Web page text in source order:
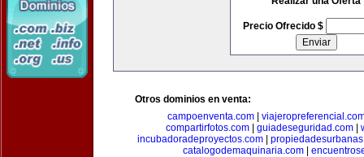
Precio Ofrecido $
Otros dominios en venta:
campoenventa.com
compartirfotos.com| guiadeseguridad.com|
incubadoradeproyectos.com
catalogodemaquinaria.com|